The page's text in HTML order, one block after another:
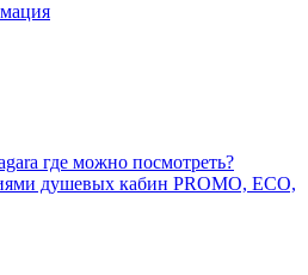
где можно посмотреть?
душевых кабин PROMO, ECO,